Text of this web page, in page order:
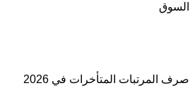
السوق
صرف المرتبات المتأخرات في 2026